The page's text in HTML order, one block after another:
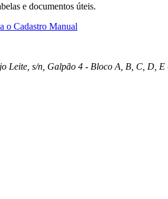
e documentos úteis.
o Cadastro Manual
Leite, s/n, Galpão 4 - Bloco A, B, C, D,